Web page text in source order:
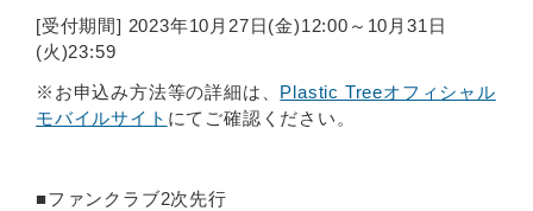
[受付期間] 2023年10月27日(金)12:00～10月31日
(火)23:59
※お申込み方法等の詳細は、 Plastic Treeオフィシャル
モバイルサイト にてご確認ください。
■ファンクラブ2次先行